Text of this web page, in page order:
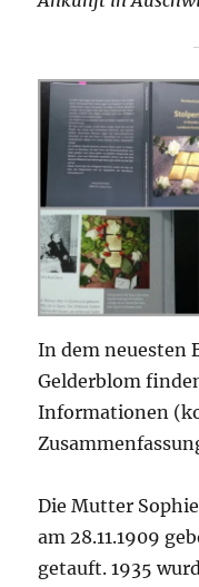
In dem neuesten
Gelderblom
Informationen
Die Mutter
am 28.11.1909
getauft. 1935